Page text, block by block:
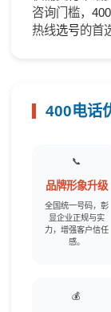
咨询门槛，
热线选号的首
400电话
📞
品牌形象升级
全国统一号码，彰
显企业正规与实
力，增强客户信任
感。
💰